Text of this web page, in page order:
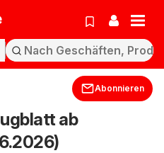
Abonnieren
ab